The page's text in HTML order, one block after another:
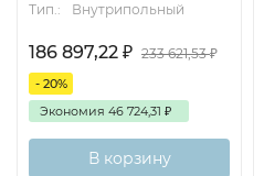
Тип.:
Внутрипольный
186 897,22 ₽ 233 621,53₽
- 20%
Экономия 46 724,31 ₽
В корзину